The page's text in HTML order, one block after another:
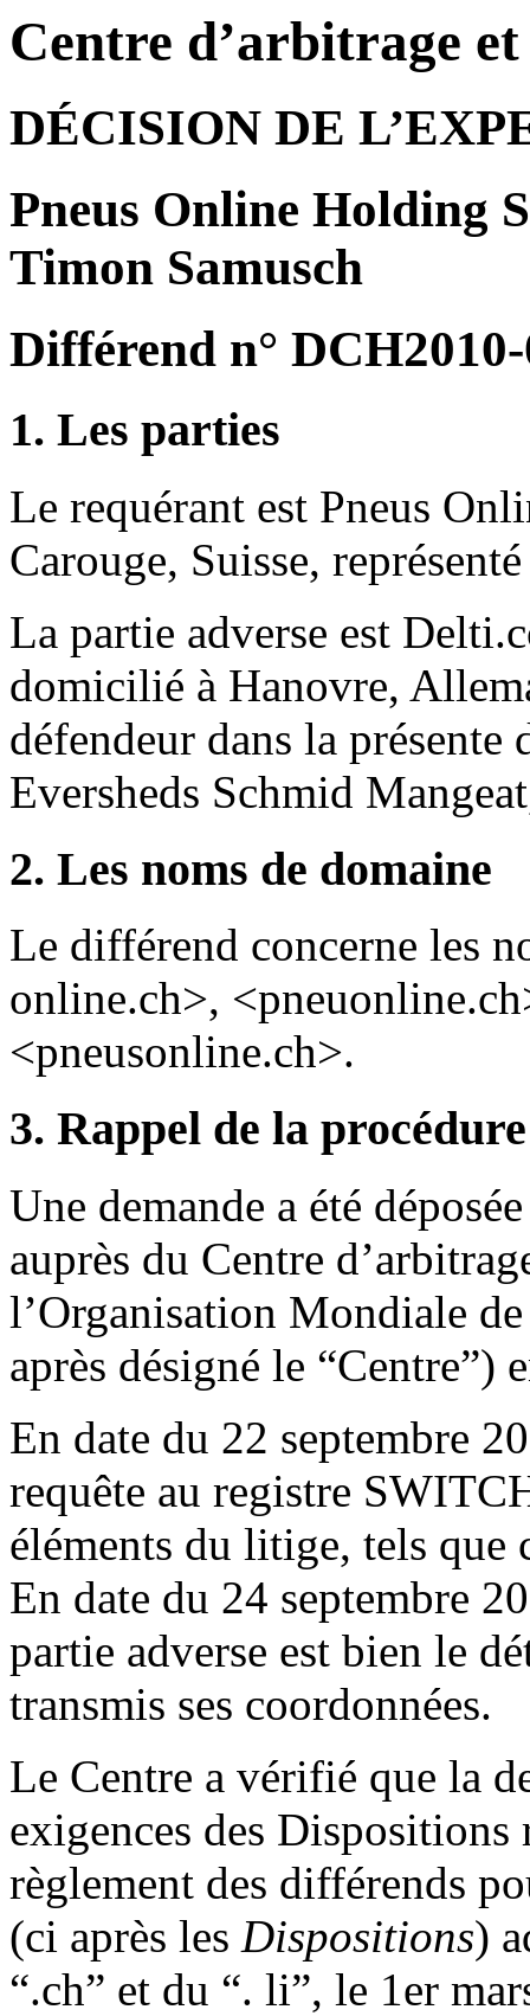
Centre d’arbitrage
DÉCISION DE
Pneus Online Holding
Timon Samusch
Différend n°
1. Les parties
Le requérant est Pneus
Carouge, Suisse,
La partie adverse est
domicilié à Hanovre,
défendeur dans la présente
Eversheds Schmid
2. Les noms de domaine
Le différend concerne les
online.ch>,
<pneusonline.ch>.
3. Rappel de la procédure
Une demande a été
auprès du Centre
l’Organisation Mondiale
après désigné le “Centre”)
En date du 22 septembre
requête au registre
éléments du litige, tels que
En date du 24 septembre
partie adverse est bien le
transmis ses coordonnées.
Le Centre a vérifié que la
exigences des
règlement des différends
(ci après les Dispositions)
“.ch” et du “. li”, le 1er